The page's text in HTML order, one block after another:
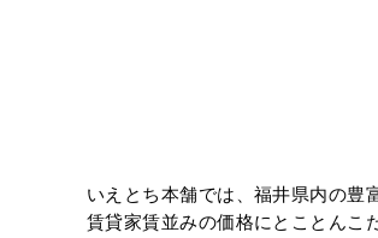
いえとち本舗では、福井県内の豊
賃貸家賃並みの価格にとことんこ